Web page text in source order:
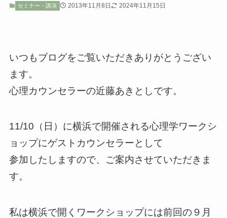
セミナー・講演 2013年11月8日 2024年11月15日
いつもブログをご覧いただきありがとうござい
ます。
心理カウンセラーの近藤あきとしです。
11/10（日）に横浜で開催される心理学ワークシ
ョップにゲストカウンセラーとして
参加したしますので、ご案内させていただきま
す。
私は横浜で開くワークショップには前回の９月